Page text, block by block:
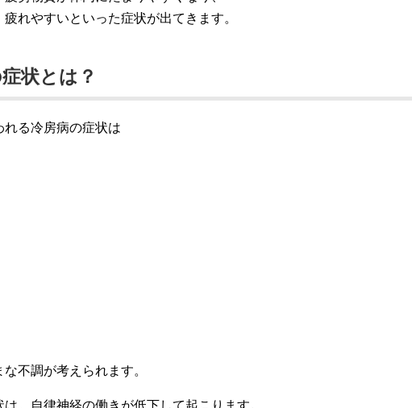
れやすいといった症状が出てきます。
状とは？
れる冷房病の症状は
不調が考えられます。